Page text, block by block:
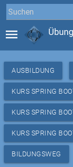
menu
AUSBILDUNG
KURS SPRING
KURS SPRING
KURS SPRING
BILDUNGSWEG